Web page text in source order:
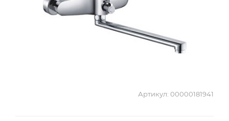
Артикул: 00000181941